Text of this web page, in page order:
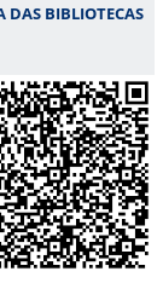
DAS BIBLIOTECAS